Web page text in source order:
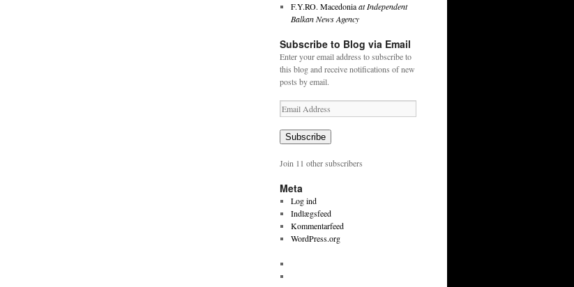
F.Y.RO. Macedoniaat Independent
Balkan News Agency
Subscribe to Blog via Email
Enter your email address to subscribe to
this blog and receive notifications of new
posts by email.
Email
Address
Subscribe
Join 11 other subscribers
Meta
Log ind
Indlægsfeed
Kommentarfeed
WordPress.org